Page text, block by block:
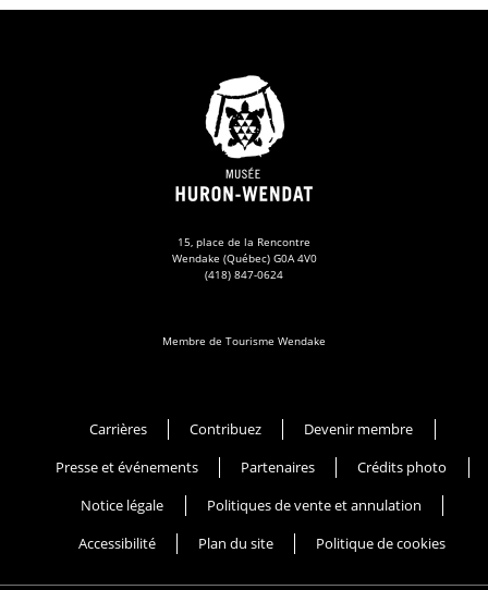
15, place de la Rencontre
Wendake (Québec) G0A 4V0
(418) 847-0624
Membre de Tourisme Wendake
Carrières Contribuez
Devenir membre
Presse et événements
Partenaires
Crédits photo
Notice légale
Politiques de vente et annulation
Accessibilité
Plan du site Politique de cookies